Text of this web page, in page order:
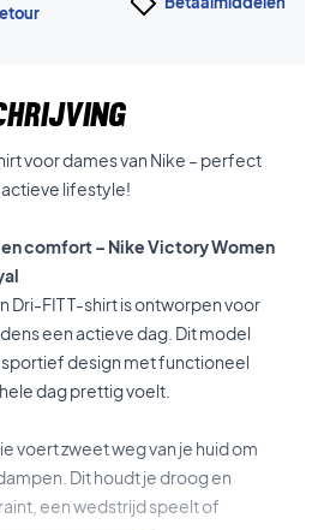
voor dames van Nike – perfect
lifestyle!
comfort – Nike Victory Women
Dri-FIT T-shirt is ontworpen voor
een actieve dag. Dit model
design met functioneel
dag prettig voelt.
voert zweet weg van je huid om
Dit houdt je droog en
een wedstrijd speelt of